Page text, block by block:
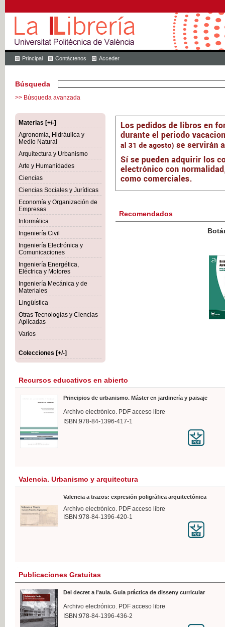
Principal Contáctenos Acceder
Búsqueda
>> Búsqueda avanzada
Materias [+/-]
Agronomía, Hidráulica y
Medio Natural
Arquitectura y Urbanismo
Arte y Humanidades
Ciencias
Ciencias Sociales y Jurídicas
Economía y Organización de
Empresas
Informática
Ingeniería Civil
Ingeniería Electrónica y
Comunicaciones
Ingeniería Energética,
Eléctrica y Motores
Ingeniería Mecánica y de
Materiales
Lingüística
Otras Tecnologías y Ciencias
Aplicadas
Varios
Colecciones [+/-]
Recomendados
IVA
Recursos educativos en abierto
Principios de urbanismo. Máster en jardinería y paisaje
Archivo electrónico. PDF acceso libre
ISBN:978-84-1396-417-1
Valencia. Urbanismo y arquitectura
Valencia a trazos: expresión poligráfica arquitectónica
Archivo electrónico. PDF acceso libre
ISBN:978-84-1396-420-1
Publicaciones Gratuitas
Del decret a l'aula. Guia práctica de disseny curricular
Archivo electrónico. PDF acceso libre
ISBN:978-84-1396-436-2